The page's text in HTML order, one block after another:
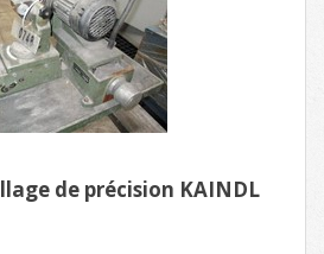
de précision KAINDL